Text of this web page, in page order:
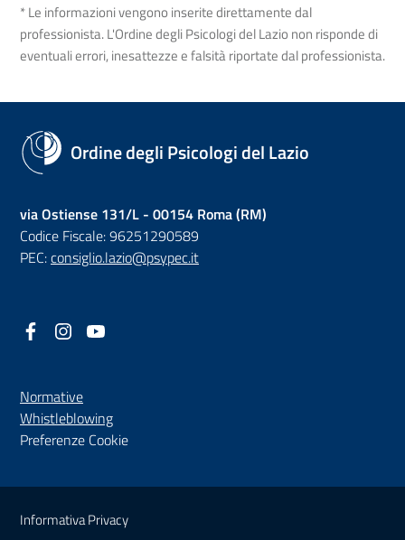
* Le informazioni vengono inserite direttamente dal
professionista. L'Ordine degli Psicologi del Lazio non risponde di
eventuali errori, inesattezze e falsità riportate dal professionista.
Ordine degli Psicologi del Lazio
via Ostiense 131/L - 00154 Roma (RM)
Codice Fiscale: 96251290589
PEC:consiglio.lazio@psypec.it
Facebook
(nuova scheda - new tab)
Instagram
(nuova scheda - new tab)
Normative
Whistleblowing(nuova scheda - new tab)
Preferenze Cookie
Sezione Link Utili
Informativa Privacy